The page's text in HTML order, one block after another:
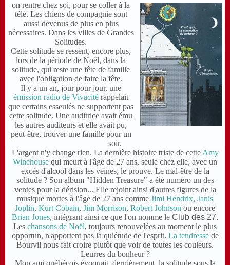
on rentre chez soi, pour se coller à la
télé. Les chiens de compagnie sont
aussi devenus de plus en plus
nécessaires. Dans les villes de Grandes
Solitudes.
Cette solitude se ressent, encore plus,
lors de la période de Noël, dans la
solitude, qui reste une fête de famille
avec l'obligation de faire la fête.
Il y a un an, jour pour jour, une
émission radio de Vivacité rappelait
que certains esseulés ne supportent pas
cette solitude. Une auditrice avait ému
les autres auditeurs et elle avait pu,
peut-être, trouver une famille pour un
soir.
L'argent n'y change rien. La dernière histoire triste de cette Amy
Winehouse qui meurt à l'âge de 27 ans, seule chez elle, avec un
excès d'alcool dans les veines, le prouve. Le mal-être de la
solitude ? Son album "Hidden Treasure" a été numéro un des
ventes pour la dérision... Elle rejoint ainsi d'autres figures de la
musique mortes à l'âge de 27 ans comme Jimi Hendrix, Janis
Joplin, Kurt Cobain, Jim Morrison, Robert Johnson ou encore
Brian Jones, intégrant ainsi ce que l'on nomme le Club des 27.
Les chansons de Noël, toujours renouvelées au moment le plus
opportun, n'apportent pas la quiétude de l'esprit. La tendressede
Bourvil nous fait croire plutôt que voir de toutes les couleurs.
Leurres du bonheur ?